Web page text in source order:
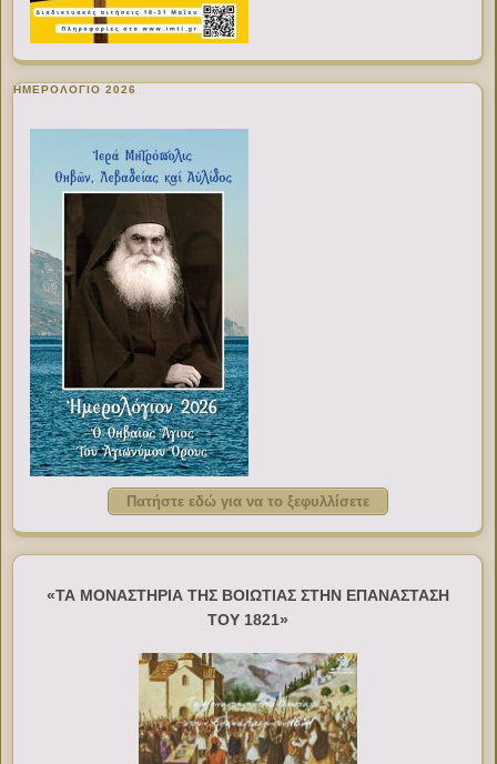
ΗΜΕΡΟΛΟΓΙΟ 2026
Πατήστε εδώ για να το ξεφυλλίσετε
«ΤΑ ΜΟΝΑΣΤΗΡΙΑ ΤΗΣ ΒΟΙΩΤΙΑΣ ΣΤΗΝ ΕΠΑΝΑΣΤΑΣΗ
ΤΟΥ 1821»